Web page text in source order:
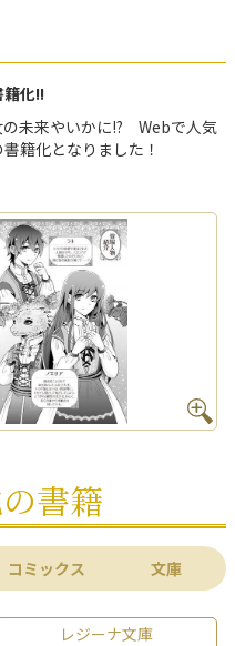
化!!
の未来やいかに!? Webで人気
籍化となりました！
書籍
コミックス 文庫
レジーナ文庫